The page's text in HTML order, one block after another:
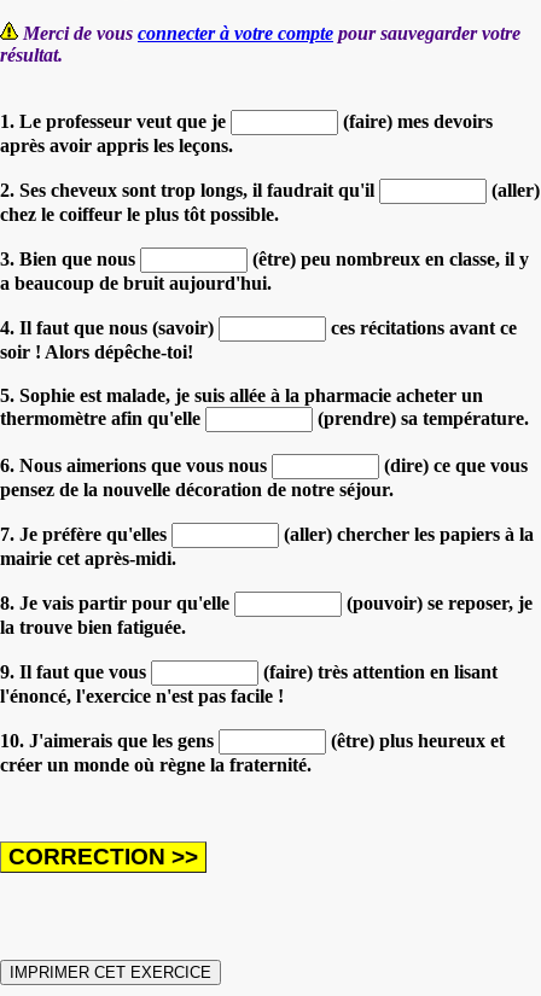
Merci de vous connecter à votre compte pour sauvegarder votre
résultat.
1. Le professeur veut que je
(faire) mes devoirs
après avoir appris les leçons.
2. Ses cheveux sont trop longs, il faudrait qu'il
(aller)
chez le coiffeur le plus tôt possible.
3. Bien que nous
(être) peu nombreux en classe, il y
a beaucoup de bruit aujourd'hui.
4. Il faut que nous (savoir)
ces récitations avant ce
soir ! Alors dépêche-toi!
5. Sophie est malade, je suis allée à la pharmacie acheter un
thermomètre afin qu'elle
(prendre) sa température.
6. Nous aimerions que vous nous
(dire) ce que vous
pensez de la nouvelle décoration de notre séjour.
7. Je préfère qu'elles
(aller) chercher les papiers à la
mairie cet après-midi.
8. Je vais partir pour qu'elle
(pouvoir) se reposer, je
la trouve bien fatiguée.
9. Il faut que vous
(faire) très attention en lisant
l'énoncé, l'exercice n'est pas facile !
10. J'aimerais que les gens
(être) plus heureux et
créer un monde où règne la fraternité.